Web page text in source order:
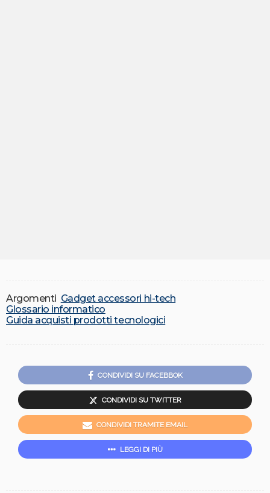
Argomenti Gadget accessori hi-tech
Glossario informatico
Guida acquisti prodotti tecnologici
CONDIVIDI SU FACEBBOK
CONDIVIDI SU TWITTER
CONDIVIDI TRAMITE EMAIL
LEGGI DI PIÙ